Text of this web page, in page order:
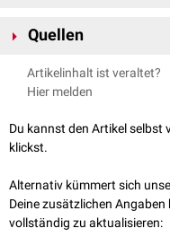
Nahrungsmittelallergien
Mukoviszidose
selektiver IgA-Mangel
Hunger
Anorexia nervosa
Proteinverlust
Glomerulonephritis
nephrotisches Syndrom
Quellen
Taborski et al.,
Donor
programm – Results of an
Artikelinhalt ist veraltet?
Hier melden
Du kannst den Artikel selbst
klickst.
Alternativ kümmert sich
Deine zusätzlichen
vollständig zu aktualisieren: